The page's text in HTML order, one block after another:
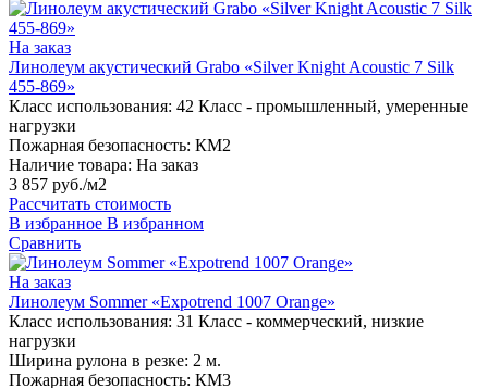
На заказ
Линолеум акустический Grabo «Silver Knight Acoustic 7 Silk
455-869»
Класс использования: 42 Класс - промышленный, умеренные
нагрузки
Пожарная безопасность: КМ2
Наличие товара: На заказ
3 857 руб./м2
Рассчитать стоимость
В избранное В избранном
Сравнить
На заказ
Линолеум Sommer «Expotrend 1007 Orange»
Класс использования: 31 Класс - коммерческий, низкие
нагрузки
Ширина рулона в резке: 2 м.
Пожарная безопасность: КМ3